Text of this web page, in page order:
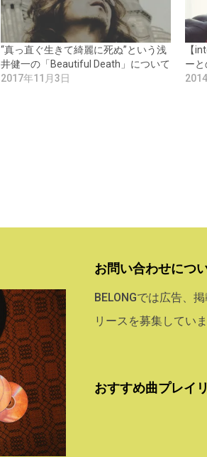
“真っ直ぐ生きて綺麗に死ぬ”という浅
井健一の「Beautiful Death」について
2017年11月3日
【
ーと
お問い合わせにつ
BELONGでは広告、
リースを募集してい
おすすめ曲プレイ